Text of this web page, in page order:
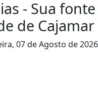
- Sua fonte
de Cajamar
07 de Agosto de 2026